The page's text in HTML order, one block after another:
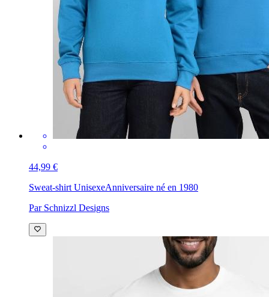
44,99 €
Sweat-shirt UnisexeAnniversaire né en 1980
Par Schnizzl Designs